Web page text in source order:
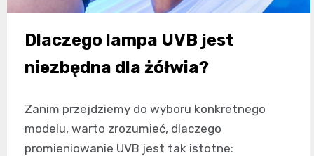
Dlaczego lampa UVB jest
niezbędna dla żółwia?
Zanim przejdziemy do wyboru konkretnego
modelu, warto zrozumieć, dlaczego
promieniowanie UVB jest tak istotne: